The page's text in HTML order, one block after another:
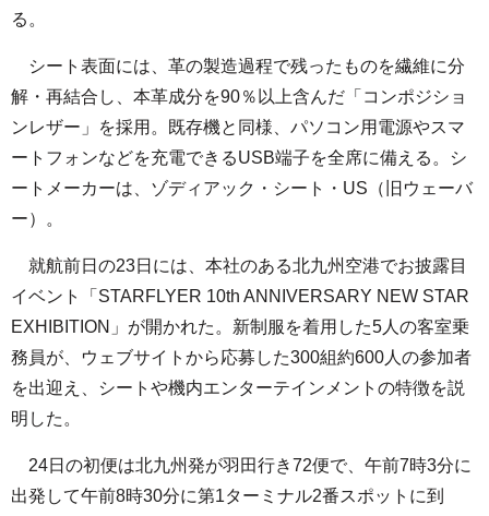
る。
シート表面には、革の製造過程で残ったものを繊維に分
解・再結合し、本革成分を90％以上含んだ「コンポジショ
ンレザー」を採用。既存機と同様、パソコン用電源やスマ
ートフォンなどを充電できるUSB端子を全席に備える。シ
ートメーカーは、ゾディアック・シート・US（旧ウェーバ
ー）。
就航前日の23日には、本社のある北九州空港でお披露目
イベント「STARFLYER 10th ANNIVERSARY NEW STAR
EXHIBITION」が開かれた。新制服を着用した5人の客室乗
務員が、ウェブサイトから応募した300組約600人の参加者
を出迎え、シートや機内エンターテインメントの特徴を説
明した。
24日の初便は北九州発が羽田行き72便で、午前7時3分に
出発して午前8時30分に第1ターミナル2番スポットに到